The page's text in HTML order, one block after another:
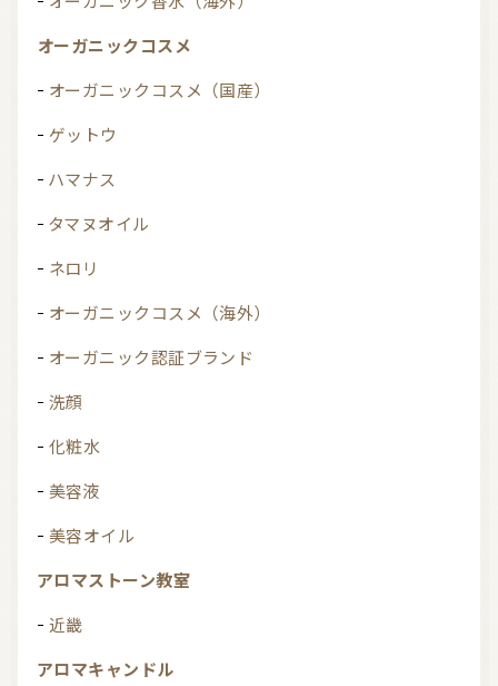
オーガニックコスメ
オーガニックコスメ（国産）
ゲットウ
ハマナス
タマヌオイル
ネロリ
オーガニックコスメ（海外）
オーガニック認証ブランド
洗顔
化粧水
美容液
美容オイル
アロマストーン教室
近畿
アロマキャンドル